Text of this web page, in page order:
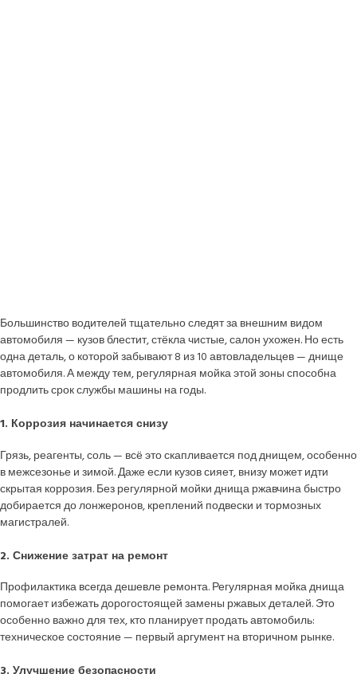
Большинство водителей тщательно следят за внешним видом
автомобиля — кузов блестит, стёкла чистые, салон ухожен. Но есть
одна деталь, о которой забывают 8 из 10 автовладельцев — днище
автомобиля. А между тем, регулярная мойка этой зоны способна
продлить срок службы машины на годы.
1. Коррозия начинается снизу
Грязь, реагенты, соль — всё это скапливается под днищем, особенно
в межсезонье и зимой. Даже если кузов сияет, внизу может идти
скрытая коррозия. Без регулярной мойки днища ржавчина быстро
добирается до лонжеронов, креплений подвески и тормозных
магистралей.
2. Снижение затрат на ремонт
Профилактика всегда дешевле ремонта. Регулярная мойка днища
помогает избежать дорогостоящей замены ржавых деталей. Это
особенно важно для тех, кто планирует продать автомобиль:
техническое состояние — первый аргумент на вторичном рынке.